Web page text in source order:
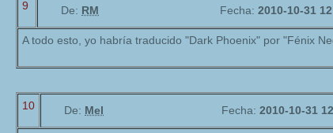
9 De: RM Fecha: 2010-10-31
A todo esto, yo habría traducido "Dark Phoenix" por "Fénix
10 De: Mel Fecha: 2010-10-31